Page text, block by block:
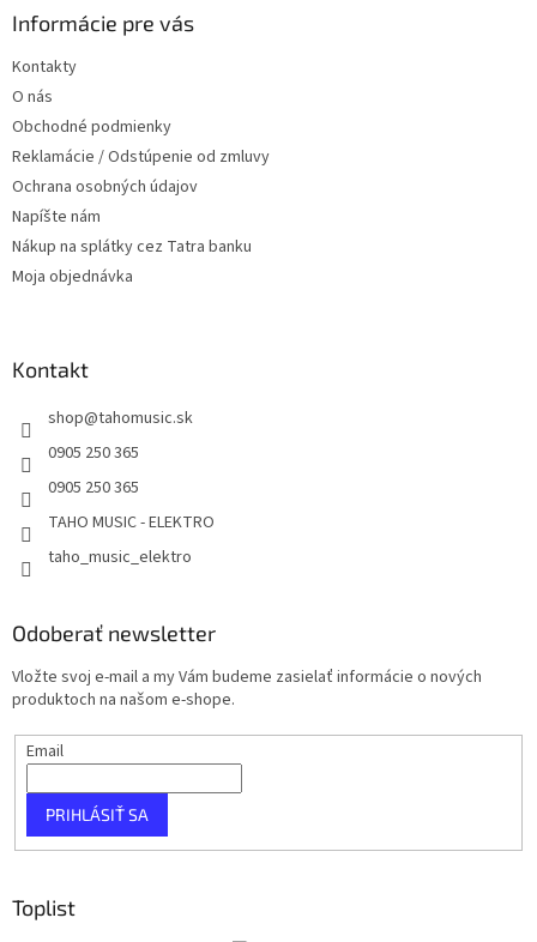
Informácie pre vás
Kontakty
O nás
Obchodné podmienky
Reklamácie / Odstúpenie od zmluvy
Ochrana osobných údajov
Napíšte nám
Nákup na splátky cez Tatra banku
Moja objednávka
Kontakt
shop@tahomusic.sk
0905 250 365
0905 250 365
TAHO MUSIC - ELEKTRO
taho_music_elektro
Odoberať newsletter
Vložte svoj e-mail a my Vám budeme zasielať informácie o nových
produktoch na našom e-shope.
Email
PRIHLÁSIŤ SA
Toplist